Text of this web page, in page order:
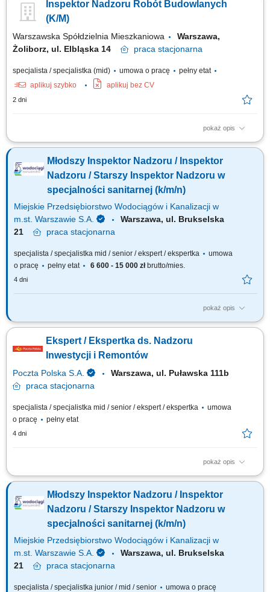
prowadzonych prac z dokumentacją projektową, obowiązującymi
przepisami prawa budowlanego oraz normami technicznymi; udział w
Inspektor Nadzoru Robót Budowlanych
(K/M)
Warszawska Spółdzielnia Mieszkaniowa
Warszawa,
Żoliborz, ul. Elbląska 14
praca stacjonarna
specjalista / specjalistka (mid) umowa o pracę
pełny etat
aplikuj szybko
aplikuj bez CV
2 dni
pokaż opis
Zakres obowiązków: pełnienie nadzoru inwestorskiego nad robotami
prowadzonych prac z dokumentacją projektową, obowiązującymi
przepisami prawa budowlanego oraz normami technicznymi; udział w
odbiorach robót budowlanych...
Młodszy Inspektor Nadzoru / Inspektor
Nadzoru / Starszy Inspektor Nadzoru w
specjalności sanitarnej (k/m/n)
Miejskie Przedsiębiorstwo Wodociągów i Kanalizacji w
m.st. Warszawie S.A.
Warszawa, ul. Brukselska
21
praca stacjonarna
specjalista / specjalistka mid / senior / ekspert / ekspertka
umowa
o pracę
pełny etat 6 600 - 15 000 złbrutto/mies.
4 dni
pokaż opis
Jakie będą Twoje obowiązki? kontrola wykonywania robót na budowie
obowiązującymi normami technicznymi oraz zasadami wiedzy
technicznej potwierdzenie faktycznie wykonanych robót sprawdzanie i
Ekspert / Ekspertka ds. Nadzoru
Inwestycji i Remontów
Poczta Polska S.A.
Warszawa, ul. Puławska 111b
praca stacjonarna
specjalista / specjalistka mid / senior / ekspert / ekspertka
umowa
o pracę
pełny etat
4 dni
pokaż opis
Miejsce pracy: Warszawa ul. Puławska 111b Rodzaj zatrudnienia: umowa
konstruowaniu rocznych i wieloletnich planów inwestycyjnych i
remontowych, techniczna ocena budynków i terenów wraz z infrastrukturą
w zakresie funkcjonowania i...
Młodszy Inspektor Nadzoru / Inspektor
Nadzoru / Starszy Inspektor Nadzoru w
specjalności sanitarnej (k/m/n)
Miejskie Przedsiębiorstwo Wodociągów i Kanalizacji w
m.st. Warszawie S.A.
Warszawa, ul. Brukselska
21
praca stacjonarna
specjalista / specjalistka junior / mid / senior
umowa o pracę